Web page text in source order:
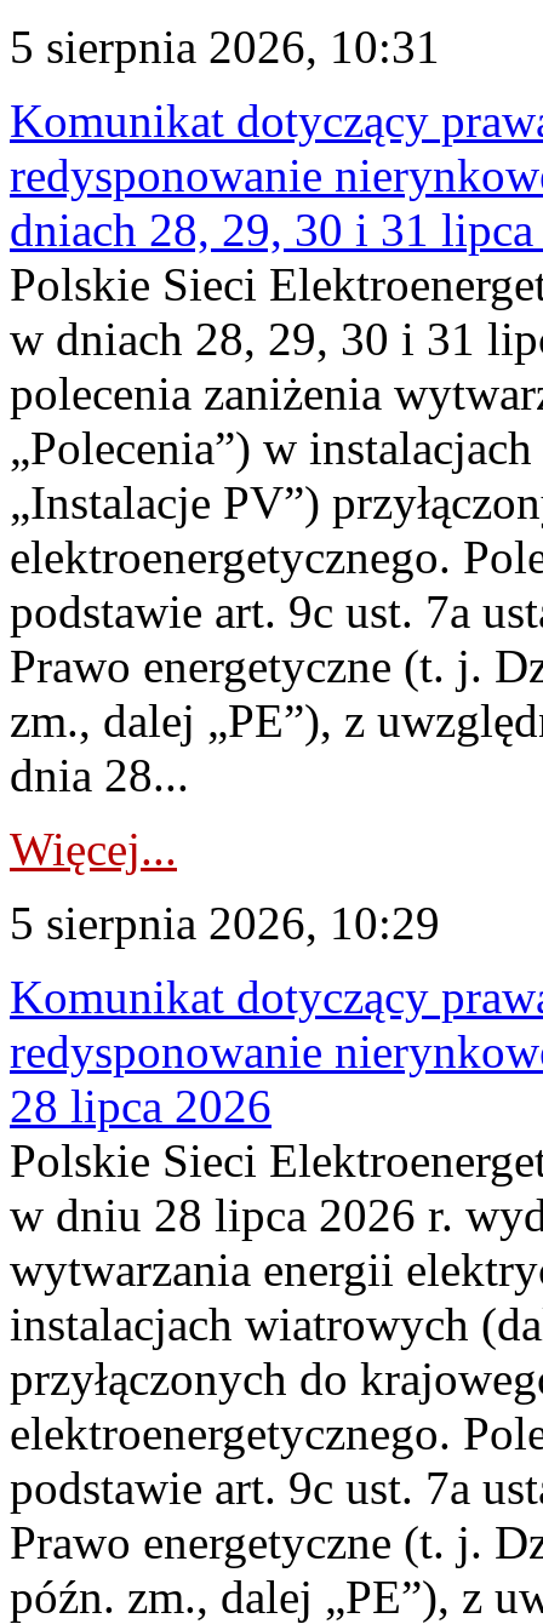
5 sierpnia 2026, 10:31
Komunikat dotyczący
redysponowanie
dniach 28, 29, 30 i 31
Polskie Sieci
w dniach 28, 29, 30 i 31
polecenia zaniżenia
„Polecenia”) w
„Instalacje PV”)
elektroenergetycznego.
podstawie art. 9c ust. 7a
Prawo energetyczne (t. j.
zm., dalej „PE”), z
dnia 28...
Więcej...
5 sierpnia 2026, 10:29
Komunikat dotyczący
redysponowanie
28 lipca 2026
Polskie Sieci
w dniu 28 lipca 2026 r.
wytwarzania energii
instalacjach wiatrowych
przyłączonych do
elektroenergetycznego.
podstawie art. 9c ust. 7a
Prawo energetyczne (t. j.
późn. zm., dalej „PE”), z